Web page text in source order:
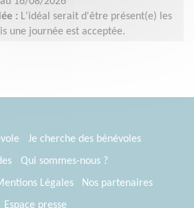
: L'idéal serait d'être présent(e) les
une journée est acceptée.
Je cherche des bénévoles
Qui sommes-nous ?
Légales
Nos partenaires
Espace presse